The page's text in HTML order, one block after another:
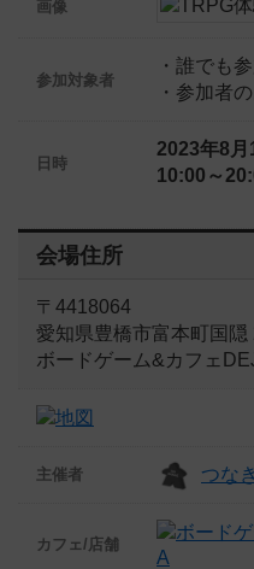
画像
参加対象者
・誰でも
・参加者
日時
2023年8月
10:00～
会場住所
〒4418064
愛知県豊橋市富本町国隠
ボードゲーム&カフェ
主催者 つな
カフェ/店舗
A